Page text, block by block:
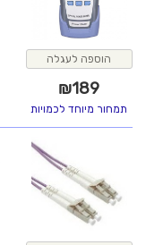
הוספה לעגלה
₪189
תמחור מיוחד לכמויות